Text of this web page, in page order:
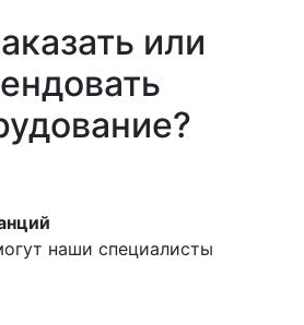
или
наши специалисты